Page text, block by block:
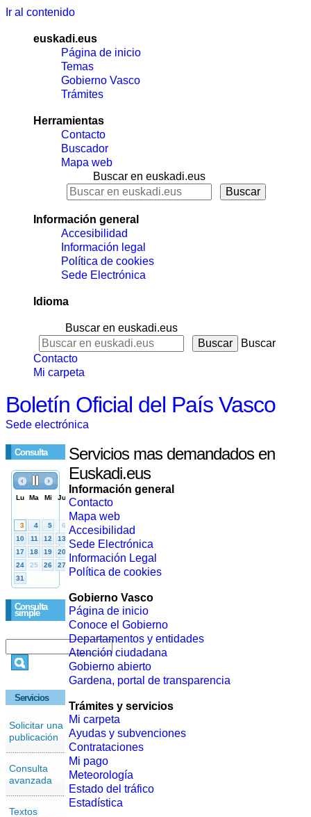
Ir al contenido
euskadi.eus
Página de inicio
Temas
Gobierno Vasco
Trámites
Herramientas
Contacto
Buscador
Mapa web
Buscar en euskadi.eus
Información general
Accesibilidad
Información legal
Política de cookies
Sede Electrónica
Idioma
Buscar en euskadi.eus
Buscar
Contacto
Mi carpeta
Boletín Oficial del País Vasco
Sede electrónica
Consulta
Consulta
simple
Servicios
Solicitar una
publicación
Consulta
avanzada
Textos
Servicios mas demandados en
Euskadi.eus
Información general
Contacto
Mapa web
Accesibilidad
Sede Electrónica
Información Legal
Política de cookies
Gobierno Vasco
Página de inicio
Conoce el Gobierno
Departamentos y entidades
Atención ciudadana
Gobierno abierto
Gardena, portal de transparencia
Trámites y servicios
Mi carpeta
Ayudas y subvenciones
Contrataciones
Mi pago
Meteorología
Estado del tráfico
Estadística